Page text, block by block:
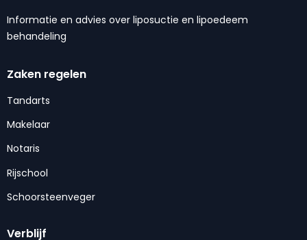
Informatie en advies over liposuctie en lipoedeem
behandeling
Zaken regelen
Tandarts
Makelaar
Notaris
Rijschool
Schoorsteenveger
Verblijf